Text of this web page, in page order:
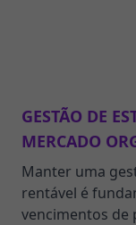
GESTÃO DE
MERCADO
Manter uma
rentável é
vencimentos de